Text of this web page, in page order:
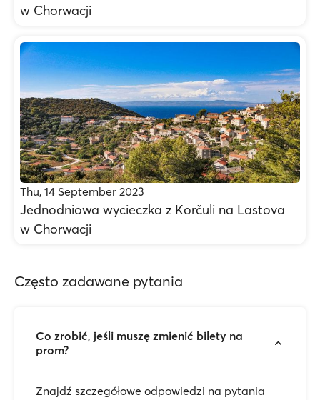
w Chorwacji
Thu, 14 September 2023
Jednodniowa wycieczka z Korčuli na Lastova
w Chorwacji
Często zadawane pytania
Co zrobić, jeśli muszę zmienić bilety na
prom?
Znajdź szczegółowe odpowiedzi na pytania